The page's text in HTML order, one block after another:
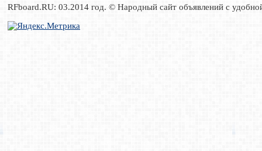
RFboard.RU: 03.2014 год. © Народный сайт объявлений с